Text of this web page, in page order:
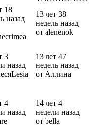
18
назад
13 лет 38
недель назад
от alenenok
3
назад
13 лет 47
недель назад
от Аллина
4
назад
14 лет 4
недели назад
от bella